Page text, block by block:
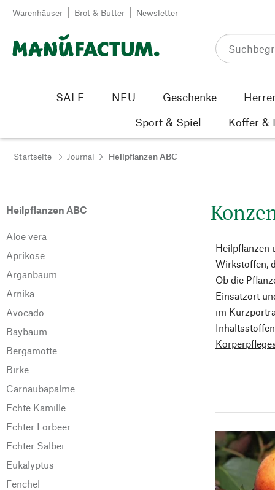
Zum Inhalt springen
Warenhäuser Brot & Butter Newsletter
SALE NEU Geschenke
Sport & Spiel
Koffer &
Startseite Journal Heilpflanzen ABC
Heilpflanzen ABC
Aloe vera
Aprikose
Arganbaum
Arnika
Avocado
Baybaum
Bergamotte
Birke
Carnaubapalme
Echte Kamille
Echter Lorbeer
Echter Salbei
Eukalyptus
Fenchel
Heilpflanzen
Wirkstoffen,
Ob die
Einsatzort
im